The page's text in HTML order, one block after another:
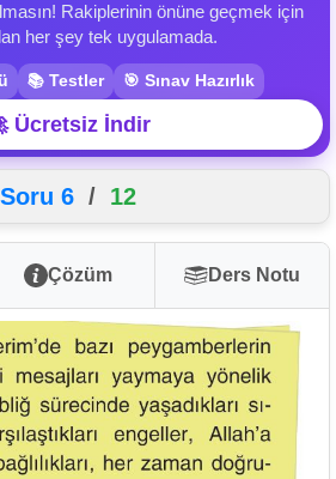
Rakiplerinin önüne geçmek için
her şey tek uygulamada.
📚 Testler 🎯 Sınav Hazırlık
Ücretsiz İndir
Soru 6 / 12
Çözüm Ders Notu